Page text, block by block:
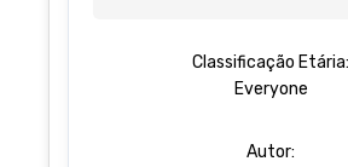
Classificação Etária:
Everyone
Autor: